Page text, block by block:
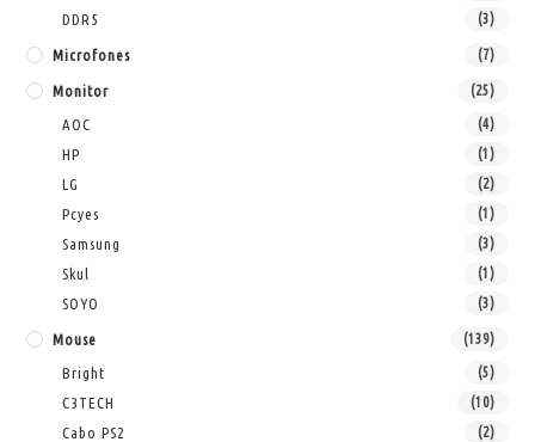
DDR5 (3)
Microfones (7)
Monitor (25)
AOC (4)
HP (1)
LG (2)
Pcyes (1)
Samsung (3)
Skul (1)
SOYO (3)
Mouse (139)
Bright (5)
C3TECH (10)
Cabo PS2 (2)